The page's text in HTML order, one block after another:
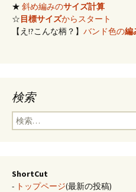
★ 斜め編みのサイズ計算
☆目標サイズからスタート
【え!?こんな柄？】 バンド色の編
検索
検
索:
ShortCut
- トップページ(最新の投稿)